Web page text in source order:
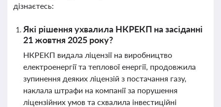
дізнаєтесь:
Які рішення ухвалила НКРЕКП на засіданні
21 жовтня 2025 року?
НКРЕКП видала ліцензії на виробництво
електроенергії та теплової енергії, продовжила
зупинення деяких ліцензій з постачання газу,
наклала штрафи на компанії за порушення
ліцензійних умов та схвалила інвестиційні